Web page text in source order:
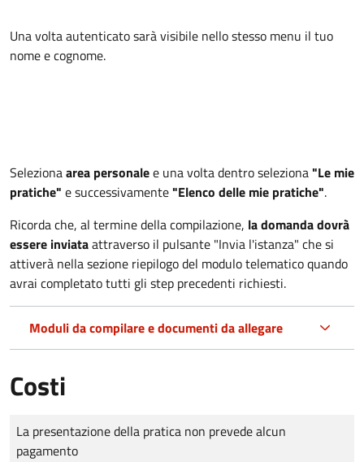
Una volta autenticato sarà visibile nello stesso menu il tuo
nome e cognome.
Selezionaarea personalee una volta dentro seleziona"Le mie
pratiche" e successivamente"Elenco delle mie pratiche".
Ricorda che, al termine della compilazione, la domanda dovrà
essere inviataattraverso il pulsante "Invia l'istanza" che si
attiverà nella sezione riepilogo del modulo telematico quando
avrai completato tutti gli step precedenti richiesti.
Moduli da compilare e documenti da allegare
Costi
Tipo di pagamento
Importo
La presentazione della pratica non prevede alcun
pagamento